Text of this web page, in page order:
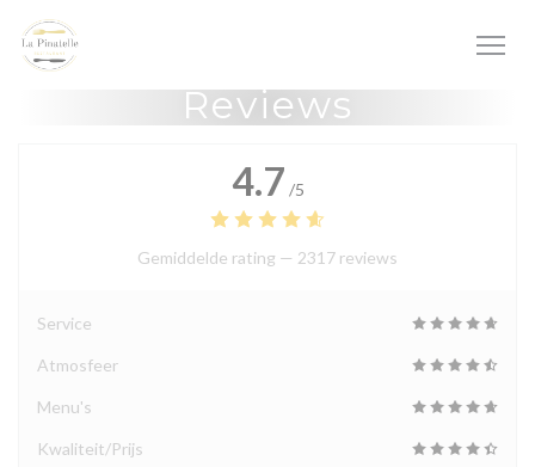
Cookies beheer paneel
Reviews
4.7 /5
Gemiddelde rating — 2317 reviews
Service
Atmosfeer
Menu's
Kwaliteit/Prijs